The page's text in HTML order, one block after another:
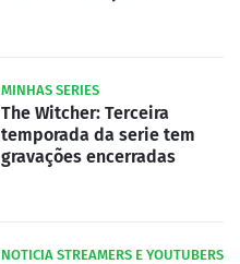
MINHAS SERIES
The Witcher: Terceira
temporada da serie tem
gravações encerradas
NOTICIA STREAMERS E YOUTUBERS